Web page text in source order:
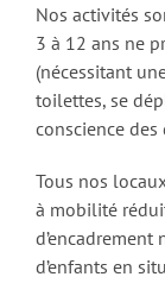
Nos activités
3 à 12 ans ne
(nécessitant
toilettes, se
conscience des
Tous nos
à mobilité
d’enfants en